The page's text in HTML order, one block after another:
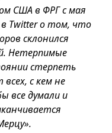
США в ФРГ с мая
в Twitter о том, что
склонился
Нетерпимые
стерпеть
с кем не
все думали и